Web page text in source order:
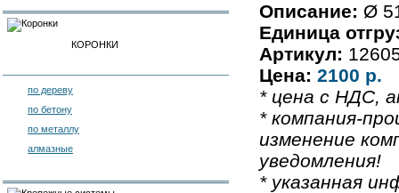
КОРОНКИ
по дереву
по бетону
по металлу
алмазные
Описание: Ø
Единица
Артикул:
Цена: 2100 р.
* цена с НДС,
* компания-
изменение
уведомления!
* указанная